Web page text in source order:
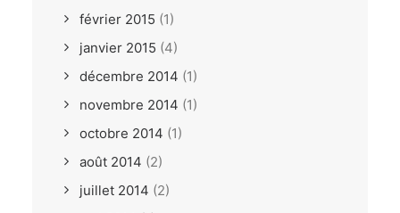
février 2015 (1)
janvier 2015 (4)
décembre 2014 (1)
novembre 2014 (1)
octobre 2014 (1)
août 2014 (2)
juillet 2014 (2)